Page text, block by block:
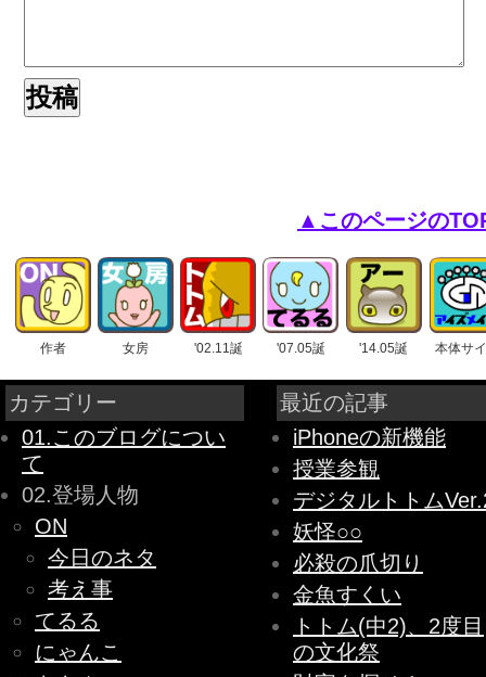
▲このページの
作者 女房 '02.11誕 '07.05誕 '14.05誕 本体サ
カテゴリー
01.このブログについ
て
02.登場人物
ON
今日のネタ
考え事
てるる
にゃんこ
最近の記事
iPhoneの新機能
授業参観
デジタルトトム
妖怪○○
必殺の爪切り
金魚すくい
トトム(中2)、2度目
の文化祭